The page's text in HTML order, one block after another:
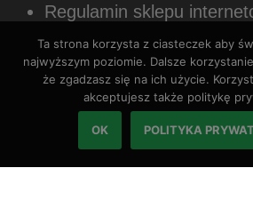
Regulamin sklepu
Polityka prywatności
Copyright © 2026
Wszystkie prawa
Ta strona korzysta z ciasteczek aby
najwyższym poziomie. Dalsze
że zgadzasz się na ich użycie.
akceptujesz także politykę
OK POLITYKA